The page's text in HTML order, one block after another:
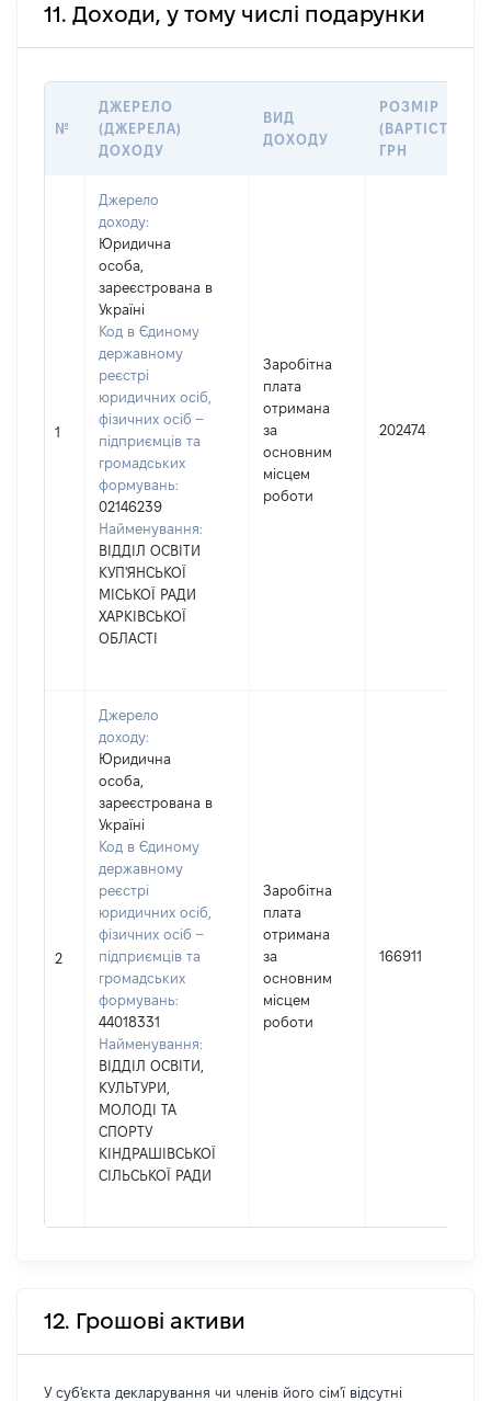
11. Доходи, у тому числі подарунки
№
ДЖЕРЕЛО
(ДЖЕРЕЛА)
ДОХОДУ
ВИД
ДОХОДУ
РОЗМІР
(ВАРТІСТЬ),
ГРН
1
Джерело
доходу:
Юридична
особа,
зареєстрована в
Україні
Код в Єдиному
державному
реєстрі
юридичних осіб,
фізичних осіб –
підприємців та
громадських
формувань:
02146239
Найменування:
ВІДДІЛ ОСВІТИ
КУП'ЯНСЬКОЇ
МІСЬКОЇ РАДИ
ХАРКІВСЬКОЇ
ОБЛАСТІ
Заробітна
плата
отримана
за
основним
місцем
роботи
202474
2
Джерело
доходу:
Юридична
особа,
зареєстрована в
Україні
Код в Єдиному
державному
реєстрі
юридичних осіб,
фізичних осіб –
підприємців та
громадських
формувань:
44018331
Найменування:
ВІДДІЛ ОСВІТИ,
КУЛЬТУРИ,
МОЛОДІ ТА
СПОРТУ
КІНДРАШІВСЬКОЇ
СІЛЬСЬКОЇ РАДИ
Заробітна
плата
отримана
за
основним
місцем
роботи
166911
12. Грошові активи
У суб'єкта декларування чи членів його сім'ї відсутні